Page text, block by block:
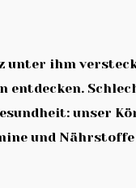
ihm
entdecken.
unser
und